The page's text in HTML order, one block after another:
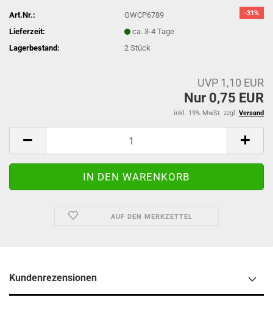
-31%
Art.Nr.:
GWCP6789
Lieferzeit:
ca. 3-4 Tage
Lagerbestand:
2Stück
UVP 1,10 EUR
Nur 0,75 EUR
inkl. 19% MwSt. zzgl. Versand
AUF DEN MERKZETTEL
Kundenrezensionen